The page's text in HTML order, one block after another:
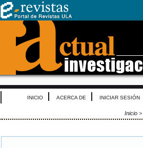
INICIO ACERCA DE INICIAR SESIÓN
Inicio>